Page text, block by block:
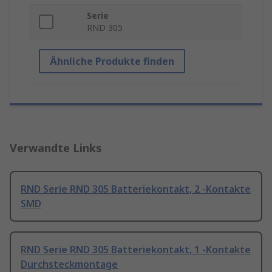
Serie
RND 305
Ähnliche Produkte finden
Verwandte Links
RND Serie RND 305 Batteriekontakt, 2 -Kontakte
SMD
RND Serie RND 305 Batteriekontakt, 1 -Kontakte
Durchsteckmontage